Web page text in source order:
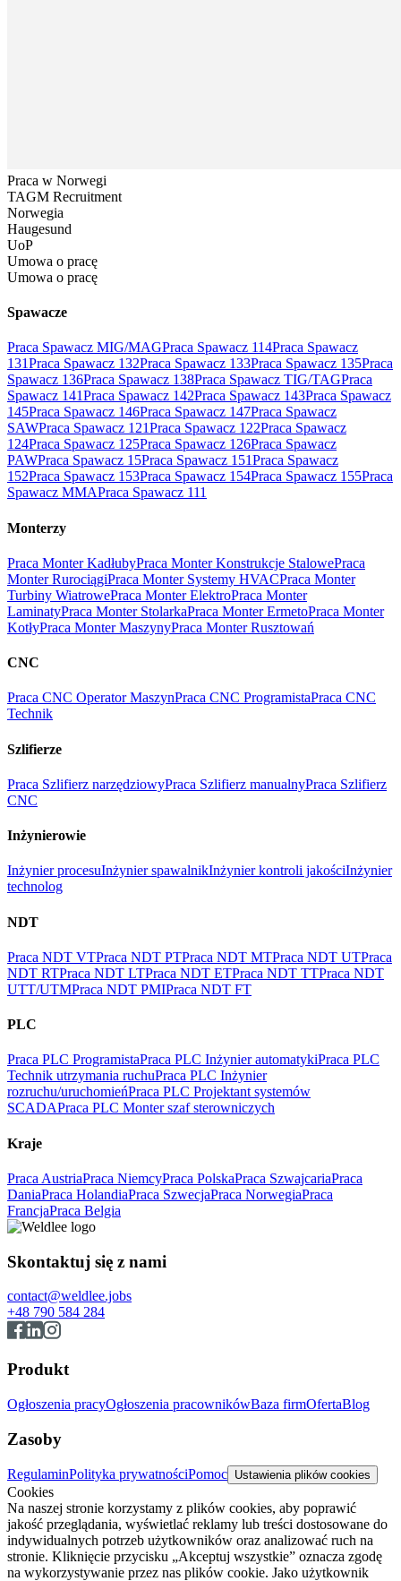
Praca w Norwegi
TAGM Recruitment
Norwegia
Haugesund
UoP
Umowa o pracę
Umowa o pracę
Spawacze
Praca Spawacz MIG/MAGPraca Spawacz 114Praca Spawacz
131Praca Spawacz 132Praca Spawacz 133Praca Spawacz 135Praca
Spawacz 136Praca Spawacz 138Praca Spawacz TIG/TAGPraca
Spawacz 141Praca Spawacz 142Praca Spawacz 143Praca Spawacz
145Praca Spawacz 146Praca Spawacz 147Praca Spawacz
SAWPraca Spawacz 121Praca Spawacz 122Praca Spawacz
124Praca Spawacz 125Praca Spawacz 126Praca Spawacz
PAWPraca Spawacz 15Praca Spawacz 151Praca Spawacz
152Praca Spawacz 153Praca Spawacz 154Praca Spawacz 155Praca
Spawacz MMAPraca Spawacz 111
Monterzy
Praca Monter KadłubyPraca Monter Konstrukcje StalowePraca
Monter RurociągiPraca Monter Systemy HVACPraca Monter
Turbiny WiatrowePraca Monter ElektroPraca Monter
LaminatyPraca Monter StolarkaPraca Monter ErmetoPraca Monter
KotłyPraca Monter MaszynyPraca Monter Rusztowań
CNC
Praca CNC Operator MaszynPraca CNC ProgramistaPraca CNC
Technik
Szlifierze
Praca Szlifierz narzędziowyPraca Szlifierz manualnyPraca Szlifierz
CNC
Inżynierowie
Inżynier procesuInżynier spawalnikInżynier kontroli jakościInżynier
technolog
NDT
Praca NDT VTPraca NDT PTPraca NDT MTPraca NDT UTPraca
NDT RTPraca NDT LTPraca NDT ETPraca NDT TTPraca NDT
UTT/UTMPraca NDT PMIPraca NDT FT
PLC
Praca PLC ProgramistaPraca PLC Inżynier automatykiPraca PLC
Technik utrzymania ruchuPraca PLC Inżynier
rozruchu/uruchomieńPraca PLC Projektant systemów
SCADAPraca PLC Monter szaf sterowniczych
Kraje
Praca AustriaPraca NiemcyPraca PolskaPraca SzwajcariaPraca
DaniaPraca HolandiaPraca SzwecjaPraca NorwegiaPraca
FrancjaPraca Belgia
Skontaktuj się z nami
contact@weldlee.jobs
+48 790 584 284
Produkt
Ogłoszenia pracyOgłoszenia pracownikówBaza firmOfertaBlog
Zasoby
RegulaminPolityka prywatnościPomoc Ustawienia plików cookies
Cookies
Na naszej stronie korzystamy z plików cookies, aby poprawić
jakość przeglądania, wyświetlać reklamy lub treści dostosowane do
indywidualnych potrzeb użytkowników oraz analizować ruch na
stronie. Kliknięcie przycisku „Akceptuj wszystkie” oznacza zgodę
na wykorzystywanie przez nas plików cookie. Jako użytkownik